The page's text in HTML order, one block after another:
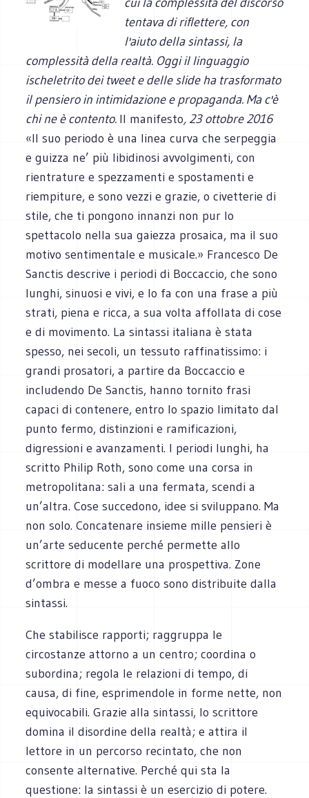
tentava di riflettere, con
l'aiuto della sintassi, la
complessità della realtà. Oggi il linguaggio
ischeletrito dei tweet e delle slide ha trasformato
il pensiero in intimidazione epropaganda. Ma c'è
chi ne è contento. Il manifesto, 23 ottobre 2016
«Il suo periodo è una linea curva che serpeggia
e guizza ne’ più libidinosi avvolgimenti, con
rientrature e spezzamenti e spostamenti e
riempiture, e sono vezzi e grazie, o civetterie di
stile, che ti pongono innanzi non pur lo
spettacolo nella sua gaiezza prosaica, ma il suo
motivo sentimentale e musicale.» Francesco De
Sanctis descrive i periodi di Boccaccio, che sono
lunghi, sinuosi e vivi, e lo fa con una frase a più
strati, piena e ricca, a sua volta affollata di cose
e di movimento. La sintassi italiana è stata
spesso, nei secoli, un tessuto raffinatissimo: i
grandi prosatori, a partire da Boccaccio e
includendo De Sanctis, hanno tornito frasi
capaci di contenere, entro lo spazio limitato dal
punto fermo, distinzioni e ramificazioni,
digressioni e avanzamenti. I periodi lunghi, ha
scritto Philip Roth, sono come una corsa in
metropolitana: sali a una fermata, scendi a
un’altra. Cose succedono, idee si sviluppano. Ma
non solo. Concatenare insieme mille pensieri è
un’arte seducente perché permette allo
scrittore di modellare una prospettiva. Zone
d’ombra e messe a fuoco sono distribuite dalla
sintassi.
Che stabilisce rapporti; raggruppa le
circostanze attorno a un centro; coordina o
subordina; regola le relazioni di tempo, di
causa, di fine, esprimendole in forme nette, non
equivocabili. Grazie alla sintassi, lo scrittore
domina il disordine della realtà; e attira il
lettore in un percorso recintato, che non
consente alternative. Perché qui sta la
questione: la sintassi è un esercizio di potere.